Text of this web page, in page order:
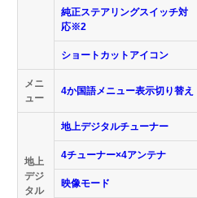
純正ステアリングスイッチ対
応※2
ショートカットアイコン
メニ
ュー
4か国語メニュー表示切り替え
地上
デジ
タル
地上デジタルチューナー
4チューナー×4アンテナ
映像モード